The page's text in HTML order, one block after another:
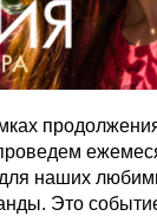
наших
Это